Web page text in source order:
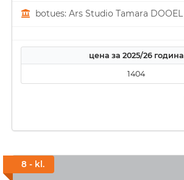
botues: Ars Studio Tamara DOOEL
цена за 2025/26 година
1404
8 - kl.